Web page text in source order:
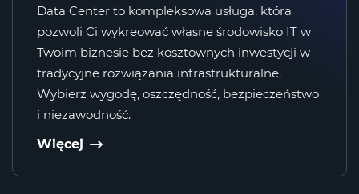
Data Center to kompleksowa usługa, która
pozwoli Ci wykreować własne środowisko IT w
Twoim biznesie bez kosztownych inwestycji w
tradycyjne rozwiązania infrastrukturalne.
Wybierz wygodę, oszczędność, bezpieczeństwo
i niezawodność.
Więcej